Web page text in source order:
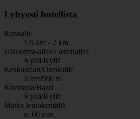
Lyhyesti hotellista
Rannalle
1.9 km - 2 km
Ulkouima-allas/Lastenallas
Kyllä/Kyllä
Keskustaan/Ostoksille
3 km/900 m
Ravintola/Baari
Kyllä/Kyllä
Matka lentokentältä
n. 60 min.